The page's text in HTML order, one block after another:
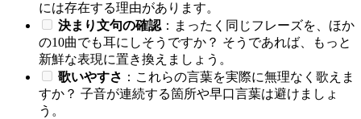
には存在する理由があります。
決まり文句の確認 ：まったく同じフレーズを、ほか
の10曲でも耳にしそうですか？ そうであれば、もっと
新鮮な表現に置き換えましょう。
歌いやすさ ：これらの言葉を実際に無理なく歌えま
すか？ 子音が連続する箇所や早口言葉は避けましょ
う。